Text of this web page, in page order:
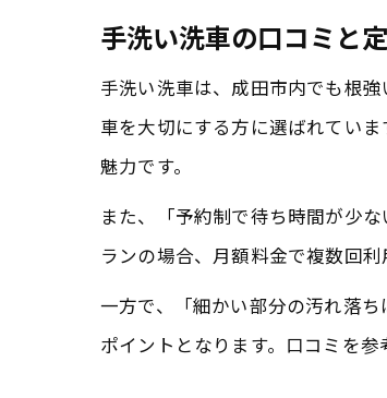
手洗い洗車の口コミと
手洗い洗車は、成田市内でも根
車を大切にする方に選ばれてい
魅力です。
また、「予約制で待ち時間が少
ランの場合、月額料金で複数回
一方で、「細かい部分の汚れ落
ポイントとなります。口コミを